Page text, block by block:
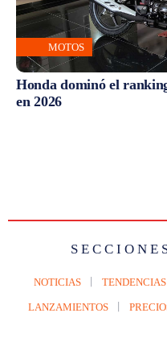
MOTOS
Honda dominó el
en 2026
NOTICIAS TENDENCIAS
LANZAMIENTOS